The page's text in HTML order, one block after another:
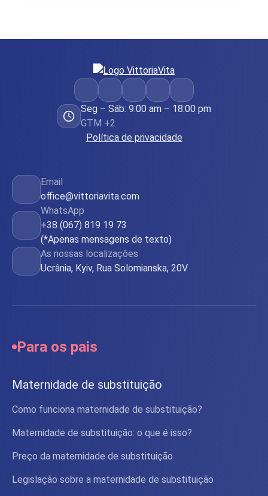
Seg – Sáb: 9:00 am – 18:00 pm
GTM +2
Política de privacidade
Email
office@vittoriavita.com
WhatsApp
+38 (067) 819 19 73
(*Apenas mensagens de texto)
As nossas localizações
Ucrânia, Kyiv, Rua Solomianska, 20V
Para os pais
Maternidade de substituição
Como funciona maternidade de substituição?
Maternidade de substituição: o que é isso?
Preço da maternidade de substituição
Legislação sobre a maternidade de substituição